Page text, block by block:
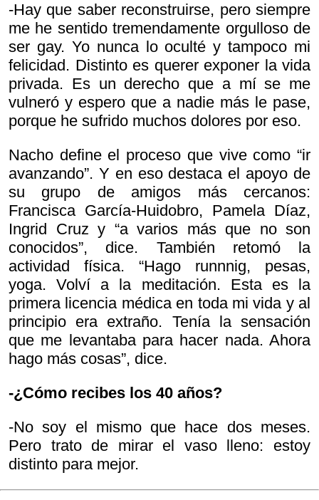
-Hay que saber reconstruirse, pero siempre
me he sentido tremendamente orgulloso de
ser gay. Yo nunca lo oculté y tampoco mi
felicidad. Distinto es querer exponer la vida
privada. Es un derecho que a mí se me
vulneró y espero que a nadie más le pase,
porque he sufrido muchos dolores por eso.
Nacho define el proceso que vive como “ir
avanzando”. Y en eso destaca el apoyo de
su grupo de amigos más cercanos:
Francisca García-Huidobro, Pamela Díaz,
Ingrid Cruz y “a varios más que no son
conocidos”, dice. También retomó la
actividad física. “Hago runnnig, pesas,
yoga. Volví a la meditación. Esta es la
primera licencia médica en toda mi vida y al
principio era extraño. Tenía la sensación
que me levantaba para hacer nada. Ahora
hago más cosas”, dice.
-¿Cómo recibes los 40 años?
-No soy el mismo que hace dos meses.
Pero trato de mirar el vaso lleno: estoy
distinto para mejor.